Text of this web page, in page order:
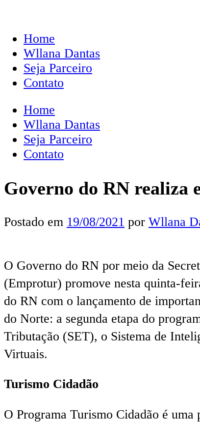
Home
Wllana Dantas
Seja Parceiro
Contato
Home
Wllana Dantas
Seja Parceiro
Contato
Governo do RN realiza
Postado em 19/08/2021 por Wllana
O Governo do RN por meio da
(Emprotur) promove nesta quinta-
do RN com o lançamento de
do Norte: a segunda etapa do
Tributação (SET), o Sistema de
Virtuais.
Turismo Cidadão
O Programa Turismo Cidadão é